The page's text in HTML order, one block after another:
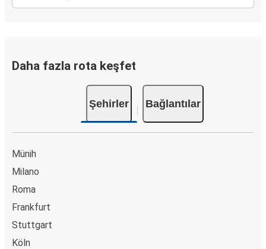
Daha fazla rota keşfet
Şehirler Bağlantılar
Münih
Milano
Roma
Frankfurt
Stuttgart
Köln